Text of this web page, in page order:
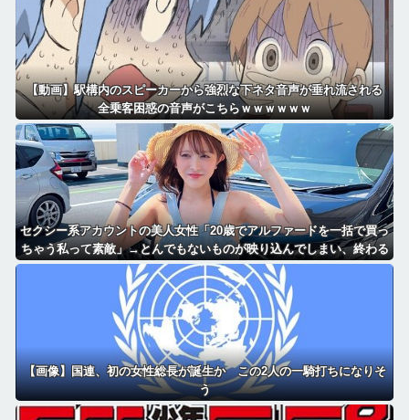
【動画】駅構内のスピーカーから強烈な下ネタ音声が垂れ流される
全乗客困惑の音声がこちらｗｗｗｗｗｗ
セクシー系アカウントの美人女性「20歳でアルファードを一括で買っ
ちゃう私って素敵」→とんでもないものが映り込んでしまい、終わる
【画像】国連、初の女性総長が誕生か この2人の一騎打ちになりそ
う